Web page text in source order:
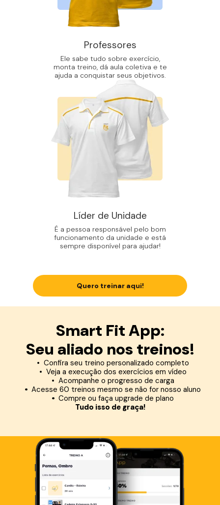
Professores
Ele sabe tudo sobre exercício,
monta treino, dá aula coletiva e te
ajuda a conquistar seus objetivos.
Líder de Unidade
É a pessoa responsável pelo bom
funcionamento da unidade e está
sempre disponível para ajudar!
Quero treinar aqui!
Smart Fit App:
Seu aliado nos treinos!
Confira seu treino personalizado completo
Veja a execução dos exercícios em vídeo
Acompanhe o progresso de carga
Acesse 60 treinos mesmo se não for nosso aluno
Compre ou faça upgrade de plano
Tudo isso de graça!